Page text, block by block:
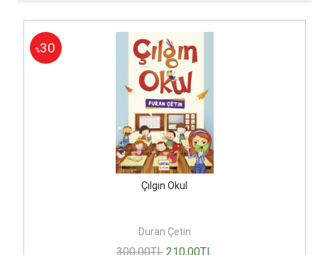
%30
Çılgın Okul
Duran Çetin
300,00TL 210,00TL